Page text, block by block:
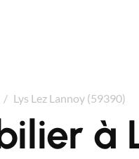
Lys Lez Lannoy (59390)
à